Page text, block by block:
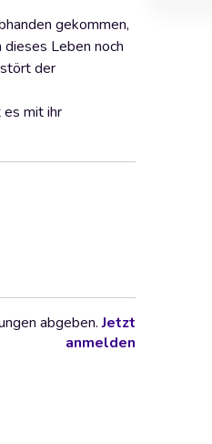
gekommen,
Leben noch
der
mit ihr
abgeben.Jetzt
anmelden